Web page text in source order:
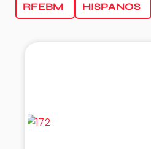
RFEBM HISPANOS